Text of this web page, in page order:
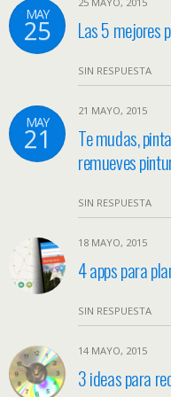
MAY
25 Las 5 mejores
SIN RESPUESTA
MAY
21
21 MAYO, 2015
Te mudas,
remueves
SIN RESPUESTA
18 MAYO, 2015
4 apps para
SIN RESPUESTA
14 MAYO, 2015
3 ideas para